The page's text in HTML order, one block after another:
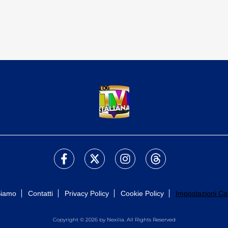
Contatti Privacy Policy Cookie Policy Impostazioni
Copyright © 2026 by Nexilia. All Rights Reserved